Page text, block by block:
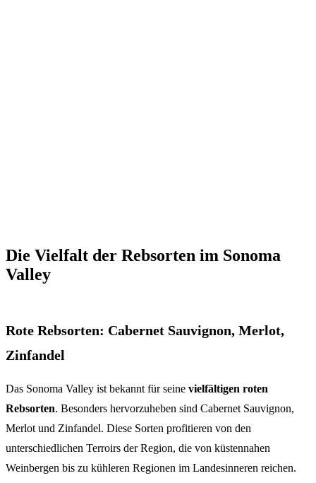
Die Vielfalt der Rebsorten im Sonoma
Valley
Rote Rebsorten: Cabernet Sauvignon, Merlot,
Zinfandel
Das Sonoma Valley ist bekannt für seine vielfältigen roten
Rebsorten. Besonders hervorzuheben sind Cabernet Sauvignon,
Merlot und Zinfandel. Diese Sorten profitieren von den
unterschiedlichen Terroirs der Region, die von küstennahen
Weinbergen bis zu kühleren Regionen im Landesinneren reichen.